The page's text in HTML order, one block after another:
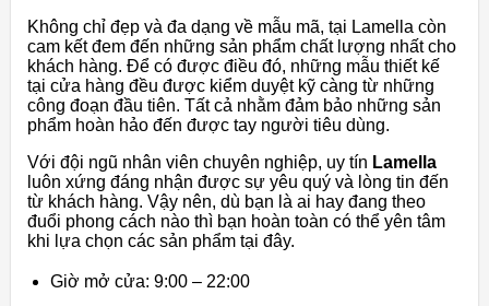
Không chỉ đẹp và đa dạng về mẫu mã, tại Lamella còn
cam kết đem đến những sản phẩm chất lượng nhất cho
khách hàng. Để có được điều đó, những mẫu thiết kế
tại cửa hàng đều được kiểm duyệt kỹ càng từ những
công đoạn đầu tiên. Tất cả nhằm đảm bảo những sản
phẩm hoàn hảo đến được tay người tiêu dùng.
Với đội ngũ nhân viên chuyên nghiệp, uy tín Lamella
luôn xứng đáng nhận được sự yêu quý và lòng tin đến
từ khách hàng. Vậy nên, dù bạn là ai hay đang theo
đuổi phong cách nào thì bạn hoàn toàn có thể yên tâm
khi lựa chọn các sản phẩm tại đây.
Giờ mở cửa: 9:00 – 22:00